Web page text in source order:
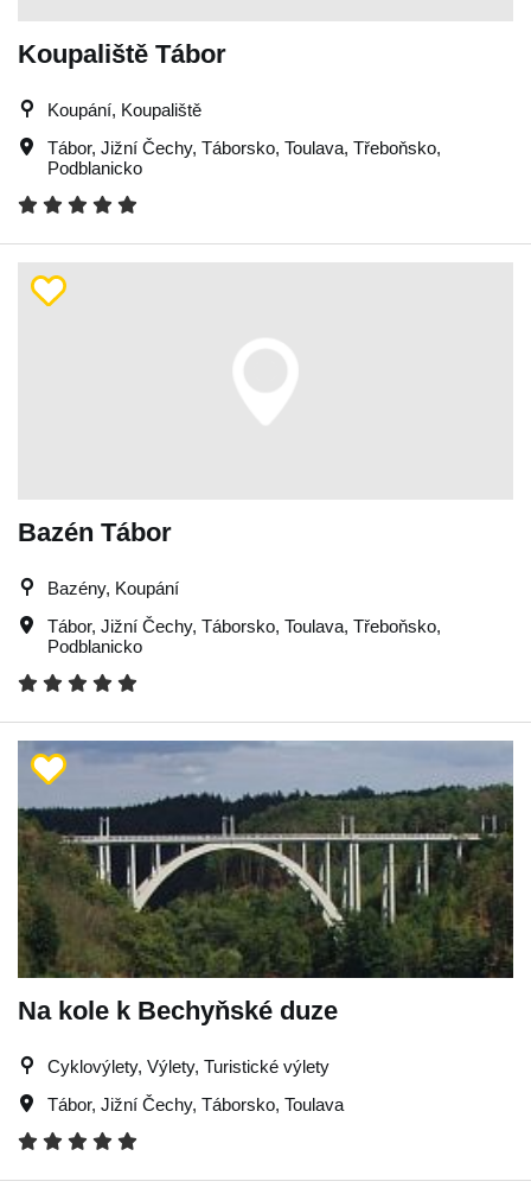
Koupaliště Tábor
Koupání, Koupaliště
Tábor, Jižní Čechy, Táborsko, Toulava, Třeboňsko,
Podblanicko
Bazén Tábor
Bazény, Koupání
Tábor, Jižní Čechy, Táborsko, Toulava, Třeboňsko,
Podblanicko
Na kole k Bechyňské duze
Cyklovýlety, Výlety, Turistické výlety
Tábor, Jižní Čechy, Táborsko, Toulava